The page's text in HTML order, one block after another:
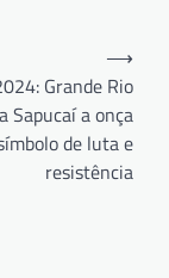
Grande Rio
Sapucaí a onça
de luta e
resistência
⟶